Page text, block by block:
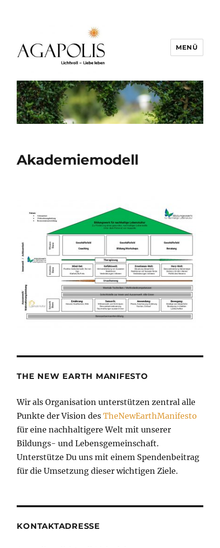
MENÜ
Akademiemodell
THE NEW EARTH MANIFESTO
Wir als Organisation unterstützen zentral alle
Punkte der Vision desTheNewEarthManifesto
für eine nachhaltigere Welt mit unserer
Bildungs- und Lebensgemeinschaft.
Unterstütze Du uns mit einem Spendenbeitrag
für die Umsetzung dieser wichtigen Ziele.
KONTAKTADRESSE